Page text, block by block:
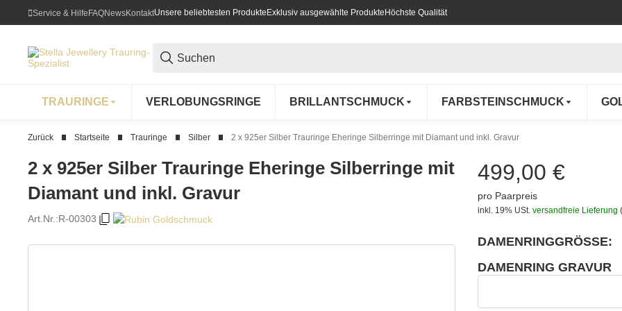
Service & HilfeFAQNewsKontaktUnsere beliebtesten Produkte Exklusiv ausgewählte Produkte Höchste Qualität
TRAURINGE VERLOBUNGSRINGE BRILLANTSCHMUCK FARBSTEINSCHMUCK
Zurück Startseite Trauringe Silber 2 x 925er Silber Trauringe Eheringe Silberringe mit Diamant und inkl. Gravur
2 x 925er Silber Trauringe Eheringe Silberringe mit
Diamant und inkl. Gravur
Art.Nr.:R-00303
499,00 €
pro Paarpreis
inkl. 19% USt. versandfreie Lieferung
DAMENRINGGRÖSSE:
DAMENRING GRAVUR